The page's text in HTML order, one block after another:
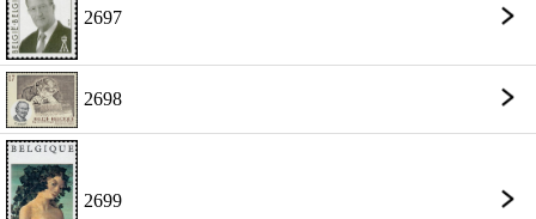
2697
2698
2699